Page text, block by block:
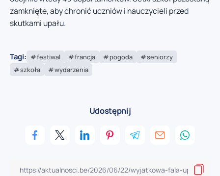
zamknięte, aby chronić uczniów i nauczycieli przed
skutkami upału.
Tagi: festiwal francja pogoda
seniorzy
szkoła
wydarzenia
Udostępnij